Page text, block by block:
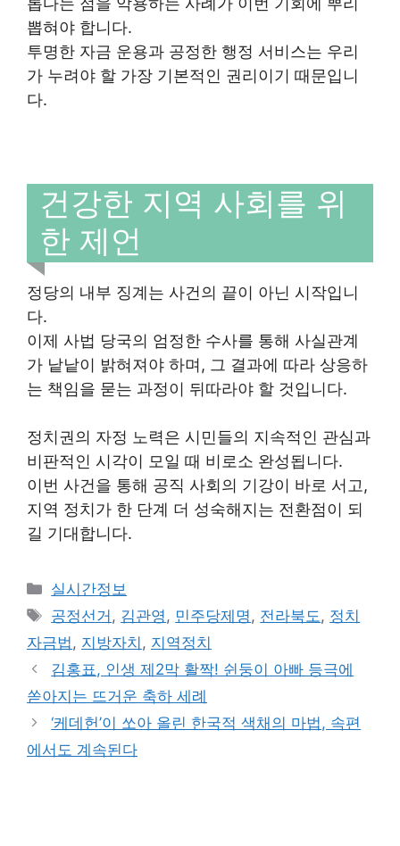
뽑혀야 합니다.
투명한 자금 운용과 공정한 행정 서비스는 우리
가 누려야 할 가장 기본적인 권리이기 때문입니
다.
건강한 지역 사회를 위
한 제언
정당의 내부 징계는 사건의 끝이 아닌 시작입니
다.
이제 사법 당국의 엄정한 수사를 통해 사실관계
가 낱낱이 밝혀져야 하며, 그 결과에 따라 상응하
는 책임을 묻는 과정이 뒤따라야 할 것입니다.
정치권의 자정 노력은 시민들의 지속적인 관심과
비판적인 시각이 모일 때 비로소 완성됩니다.
이번 사건을 통해 공직 사회의 기강이 바로 서고,
지역 정치가 한 단계 더 성숙해지는 전환점이 되
길 기대합니다.
Categories
실시간정보
Tags
공정선거 , 김관영 , 민주당제명 , 전라북도 , 정치
자금법 , 지방자치 , 지역정치
김홍표, 인생 제2막 활짝! 쉰둥이 아빠 등극에
쏟아지는 뜨거운 축하 세례
‘케데헌’이 쏘아 올린 한국적 색채의 마법, 속편
에서도 계속된다